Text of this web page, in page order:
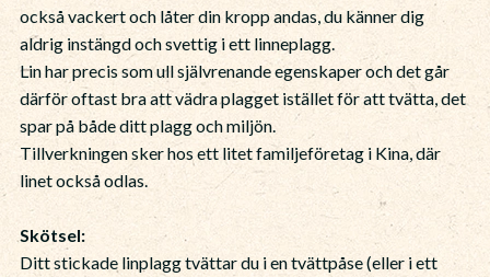
också vackert och låter din kropp andas, du känner dig
aldrig instängd och svettig i ett linneplagg.
Lin har precis som ull självrenande egenskaper och det går
därför oftast bra att vädra plagget istället för att tvätta, det
spar på både ditt plagg och miljön.
Tillverkningen sker hos ett litet familjeföretag i Kina, där
linet också odlas.
Skötsel:
Ditt stickade linplagg tvättar du i en tvättpåse (eller i ett